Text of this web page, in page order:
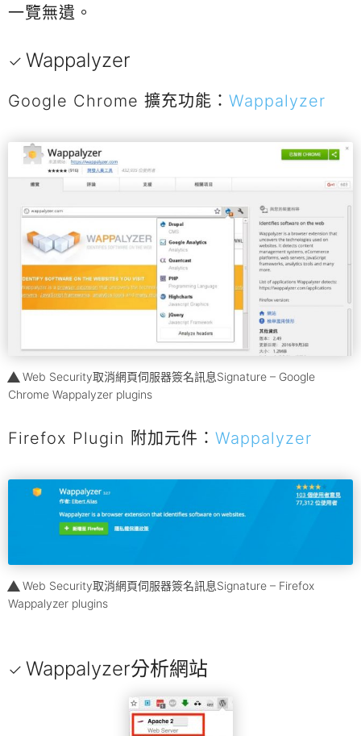
一覽無遺。
Wappalyzer
Google Chrome 擴充功能： Wappalyzer
Web Security取消網頁伺服器簽名訊息Signature – Google
Chrome Wappalyzer plugins
Firefox Plugin 附加元件： Wappalyzer
Web Security取消網頁伺服器簽名訊息Signature – Firefox
Wappalyzer plugins
Wappalyzer分析網站